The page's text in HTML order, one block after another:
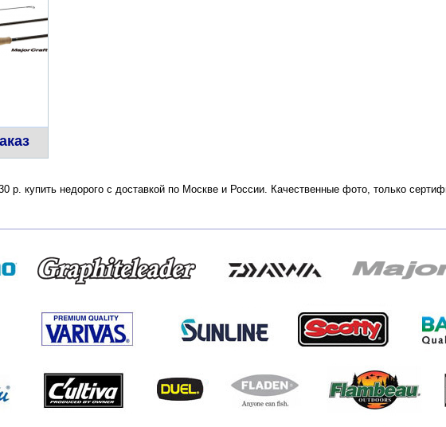
р. купить недорого с доставкой по Москве и России. Качественные фото, только